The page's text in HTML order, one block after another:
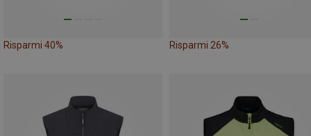
Risparmi 40% Risparmi 26%